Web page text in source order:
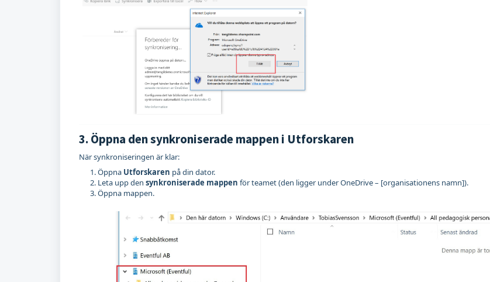
3. Öppna den synkroniserade mappen i Utforskaren
När synkroniseringen är klar:
Öppna Utforskaren på din dator.
Leta upp den synkroniserade mappen för teamet (den ligger under OneDrive – [organisationens namn]).
Öppna mappen.